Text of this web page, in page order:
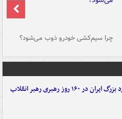
چرا سیم‌کشی خودرو ذوب می‌شود؟